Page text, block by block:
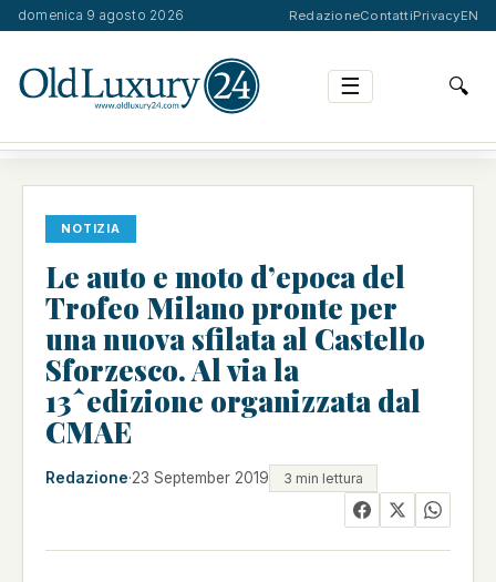
domenica 9 agosto 2026 RedazioneContattiPrivacyEN
☰ 🔍
NOTIZIA
Le auto e moto d’epoca del
Trofeo Milano pronte per
una nuova sfilata al Castello
Sforzesco. Al via la
13ˆedizione organizzata dal
CMAE
Redazione·23 September 2019 3 min lettura